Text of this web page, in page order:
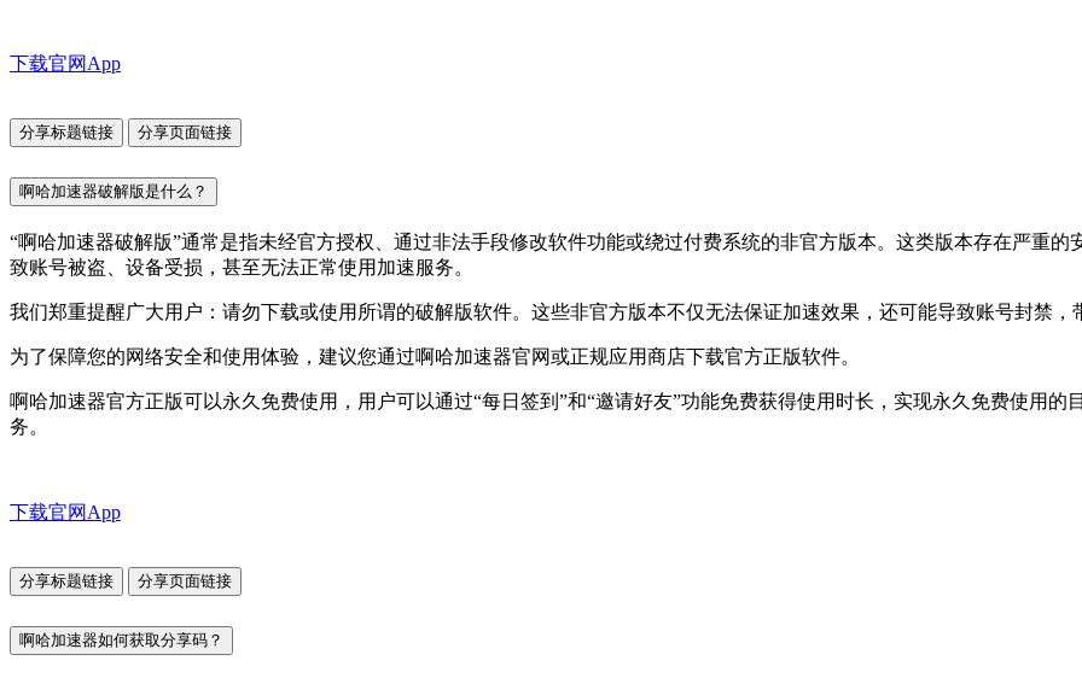
下载官网App
分享标题链接 分享页面链接
啊哈加速器破解版是什么？
“啊哈加速器破解版”通常是指未经官方授权、通过非法手段修改软件功能或绕过付费系统的非官方版本。这类版本存在严重
致账号被盗、设备受损，甚至无法正常使用加速服务。
我们郑重提醒广大用户：请勿下载或使用所谓的破解版软件。这些非官方版本不仅无法保证加速效果，还可能导致账号封禁，
为了保障您的网络安全和使用体验，建议您通过啊哈加速器官网或正规应用商店下载官方正版软件。
啊哈加速器官方正版可以永久免费使用，用户可以通过“每日签到”和“邀请好友”功能免费获得使用时长，实现永久免费使用
务。
下载官网App
分享标题链接 分享页面链接
啊哈加速器如何获取分享码？